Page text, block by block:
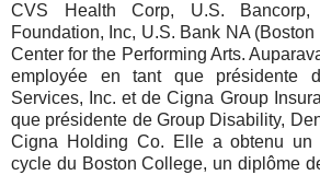
CVS Health Corp, U.S. Bancorp,
Foundation, Inc, U.S. Bank NA (Boston
Center for the Performing Arts.
employée en tant que présidente
Services, Inc. et de Cigna Group
que présidente de Group Disability,
Cigna Holding Co. Elle a obtenu un
cycle du Boston College, un diplôme